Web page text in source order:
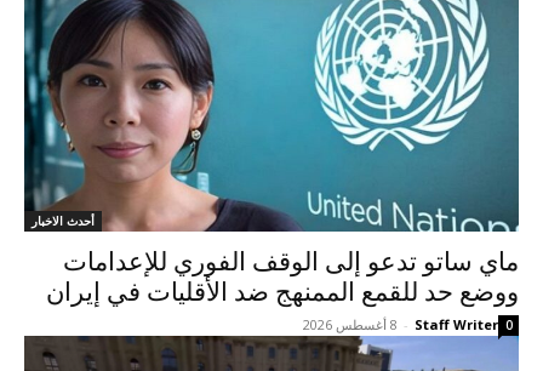
أحدث الاخبار
ماي ساتو تدعو إلى الوقف الفوري للإعدامات
ووضع حد للقمع الممنهج ضد الأقليات في إيران
Staff Writer
- 8 أغسطس 2026 0